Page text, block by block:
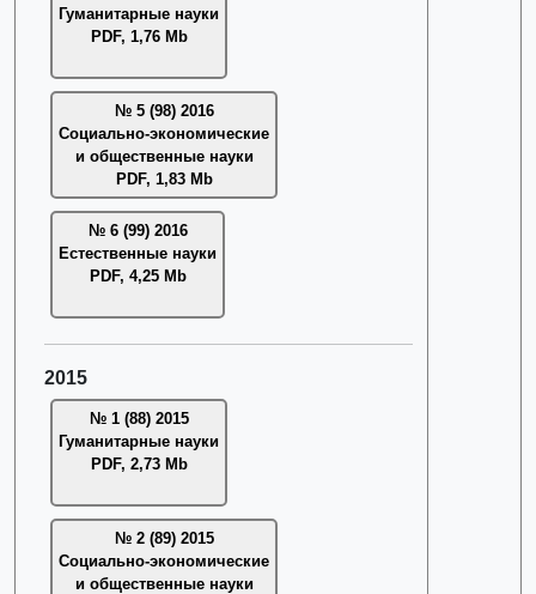
Гуманитарные науки
PDF, 1,76 Mb
№ 5 (98) 2016
Социально-экономические
и общественные науки
PDF, 1,83 Mb
№ 6 (99) 2016
Естественные науки
PDF, 4,25 Mb
2015
№ 1 (88) 2015
Гуманитарные науки
PDF, 2,73 Mb
№ 2 (89) 2015
Социально-экономические
и общественные науки